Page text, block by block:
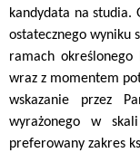
kandydata na
ostatecznego wyniku
ramach
wraz z momentem
wskazanie przez
wyrażonego w
preferowany zakres